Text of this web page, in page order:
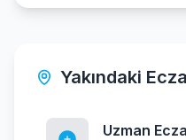
Yakındaki
Uzman